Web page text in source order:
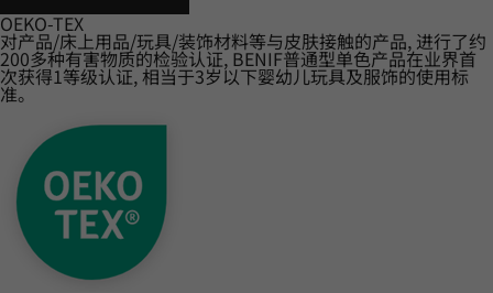
OEKO-TEX
对产品/床上用品/玩具/装饰材料等与皮肤接触的产品, 进行了约
200多种有害物质的检验认证, BENIF普通型单色产品在业界首
次获得1等级认证, 相当于3岁以下婴幼儿玩具及服饰的使用标
准。